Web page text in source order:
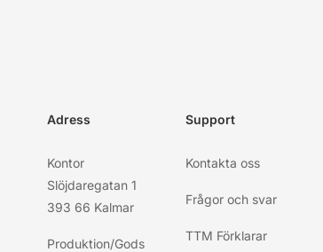
Adress
Kontor
Slöjdaregatan 1
393 66 Kalmar
Produktion/Gods
Support
Kontakta oss
Frågor och svar
TTM Förklarar